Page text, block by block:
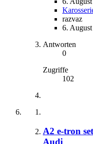
razvaz
6.
Antworten
0
Zugriffe
102
A2 e-tron
Audi